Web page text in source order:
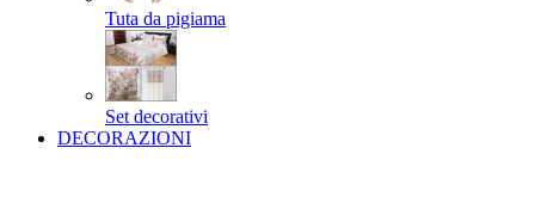
Tuta da pigiama
Set decorativi
DECORAZIONI